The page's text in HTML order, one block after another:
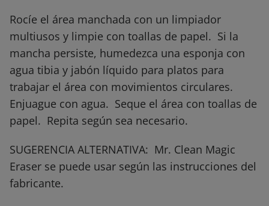
Rocíe el área manchada con un limpiador
multiusos y limpie con toallas de papel. Si la
mancha persiste, humedezca una esponja con
agua tibia y jabón líquido para platos para
trabajar el área con movimientos circulares.
Enjuague con agua. Seque el área con toallas de
papel. Repita según sea necesario.
SUGERENCIA ALTERNATIVA: Mr. Clean Magic
Eraser se puede usar según las instrucciones del
fabricante.